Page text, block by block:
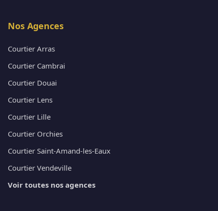
Nos Agences
Courtier Arras
Courtier Cambrai
Courtier Douai
Courtier Lens
Courtier Lille
Courtier Orchies
Courtier Saint-Amand-les-Eaux
Courtier Vendeville
Voir toutes nos agences